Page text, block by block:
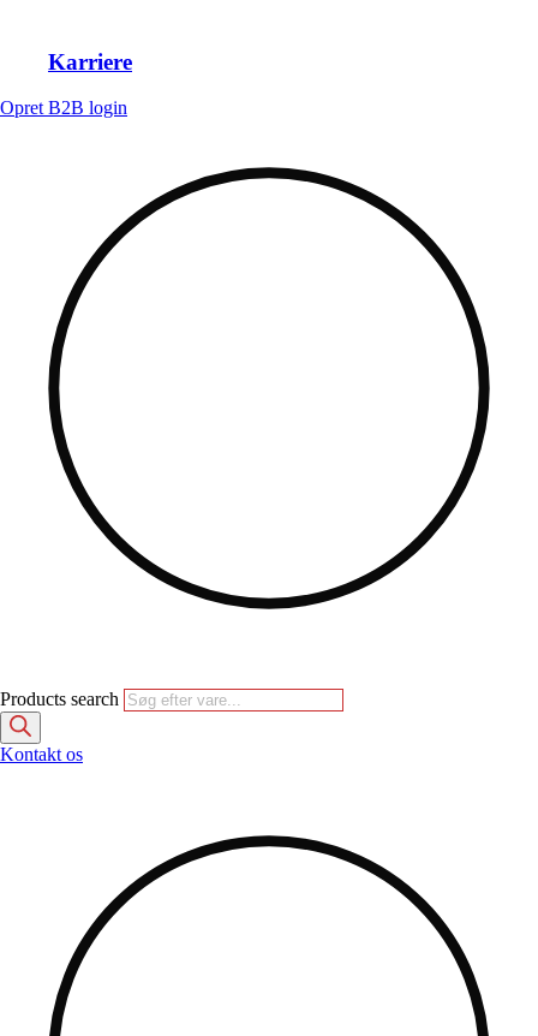
Karriere
Opret B2B login
Products search
Kontakt os